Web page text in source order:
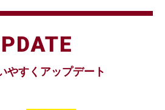
やすくアップデート